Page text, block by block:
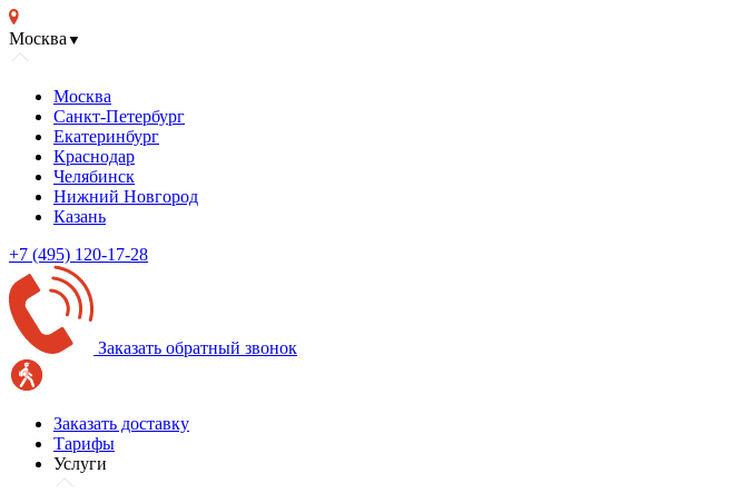
Москва ▼
Москва
Санкт-Петербург
Екатеринбург
Краснодар
Челябинск
Нижний Новгород
Казань
+7 (495) 120-17-28
Заказать обратный звонок
Заказать доставку
Тарифы
Услуги